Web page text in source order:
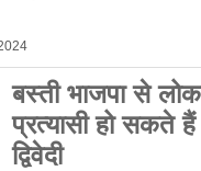
बस्ती भाजपा से
प्रत्यासी हो सकते हैं
द्विवेदी